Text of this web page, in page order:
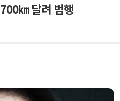
㎞ 달려 범행